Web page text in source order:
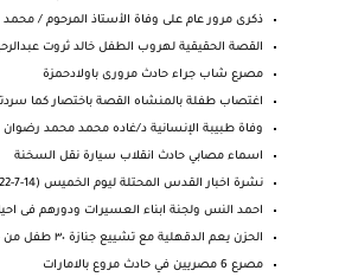
ذكرى مرور عام على وفاة الأستاذ المرحوم / محمد
القصة الحقيقية لهروب الطفل خالد ثروت
مصرع شاب جراء حادث مرورى باولادحمزة
اغتصاب طفلة بالمنشاه القصة باختصار كما
وفاة طبيبة الإنسانية د/غاده محمد محمد رضوان
اسماء مصابي حادث انقلاب سيارة نقل السخنة
نشرة اخبار القدس المحتلة ليوم الخميس (14-7-2022) ر...
احمد النس ولجنة ابناء العسيرات ودورهم فى
الحزن يعم ⁧‫الدقهلية‬⁩ مع تشييع جنازة ٣٠ طفل من حف...
مصرع 6 مصريين في حادث مروع بالامارات